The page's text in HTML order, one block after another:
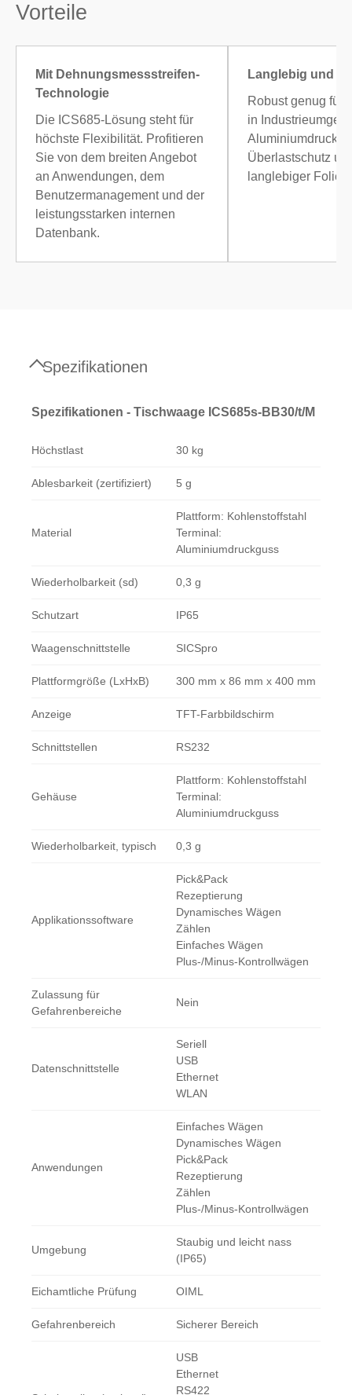
Vorteile
Mit Dehnungsmessstreifen-
Technologie
Die ICS685-Lösung steht für
höchste Flexibilität. Profitieren
Sie von dem breiten Angebot
an Anwendungen, dem
Benutzermanagement und der
leistungsstarken internen
Datenbank.
Langlebig und
Robust genug für
in
Überlastschutz
langlebiger
Spezifikationen
Spezifikationen - Tischwaage ICS685s-BB30/t/M
Höchstlast 30 kg
Ablesbarkeit (zertifiziert) 5 g
Material
Plattform: Kohlenstoffstahl
Terminal:
Aluminiumdruckguss
Wiederholbarkeit (sd) 0,3 g
Schutzart IP65
Waagenschnittstelle SICSpro
Plattformgröße (LxHxB) 300 mm x 86 mm x 400 mm
Anzeige TFT-Farbbildschirm
Schnittstellen RS232
Gehäuse
Plattform: Kohlenstoffstahl
Terminal:
Aluminiumdruckguss
Wiederholbarkeit, typisch 0,3 g
Applikationssoftware
Pick&Pack
Rezeptierung
Dynamisches Wägen
Zählen
Einfaches Wägen
Plus-/Minus-Kontrollwägen
Zulassung für
Gefahrenbereiche
Nein
Datenschnittstelle
Seriell
USB
Ethernet
WLAN
Anwendungen
Einfaches Wägen
Dynamisches Wägen
Pick&Pack
Rezeptierung
Zählen
Plus-/Minus-Kontrollwägen
Umgebung
Staubig und leicht nass
(IP65)
Eichamtliche Prüfung OIML
Gefahrenbereich Sicherer Bereich
USB
Ethernet
RS422